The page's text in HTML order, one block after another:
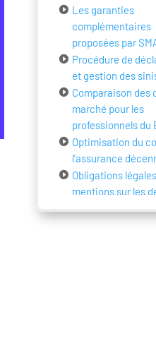
Les garanties
complémentaires
proposées par
Procédure de
et gestion des
Comparaison des
marché pour les
professionnels du
Optimisation du
l’assurance
Obligations
mentions sur les